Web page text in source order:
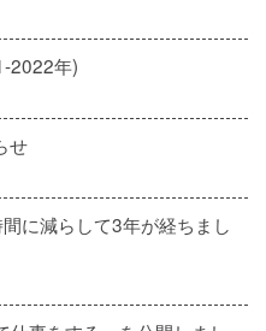
2022年)
せ
に減らして3年が経ちまし